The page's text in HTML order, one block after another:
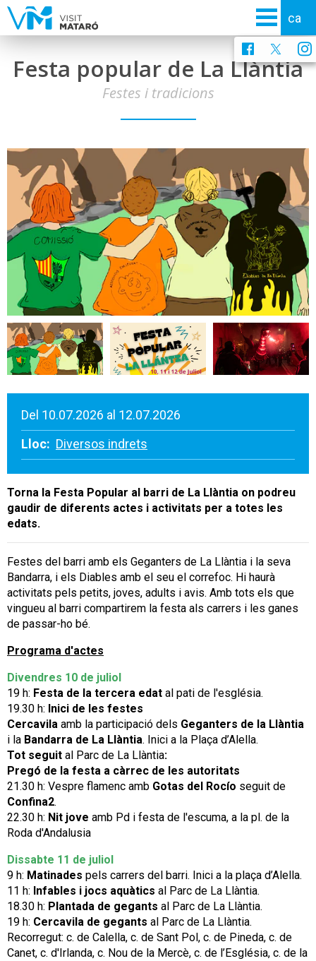
Festa popular de La Llàntia
Festes i tradicions
Del 10.07.2026 al 12.07.2026
Lloc: Diversos indrets
Torna la Festa Popular al barri de La Llàntia on podreu
gaudir de diferents actes i activitats per a totes les
edats.
Festes del barri amb els Geganters de La Llàntia i la seva
Bandarra, i els Diables amb el seu el correfoc. Hi haurà
activitats pels petits, joves, adults i avis. Amb tots els que
vingueu al barri compartirem la festa als carrers i les ganes
de passar-ho bé.
Programa d'actes
Divendres 10 de juliol
19 h: Festa de la tercera edat al pati de l'església.
19.30 h: Inici de les festes
Cercavila amb la participació dels Geganters de la Llàntia
i la Bandarra de La Llàntia. Inici a la Plaça d’Alella.
Tot seguit al Parc de La Llàntia:
Pregó de la festa a càrrec de les autoritats
21.30 h: Vespre flamenc amb Gotas del Rocío seguit de
Confina2.
22.30 h: Nit jove amb Pd i festa de l'escuma, a la pl. de la
Roda d'Andalusia
Dissabte 11 de juliol
9 h: Matinades pels carrers del barri. Inici a la plaça d’Alella.
11 h: Infables i jocs aquàtics al Parc de La Llàntia.
18.30 h: Plantada de gegants al Parc de La Llàntia.
19 h: Cercavila de gegants al Parc de La Llàntia.
Recorregut: c. de Calella, c. de Sant Pol, c. de Pineda, c. de
Canet, c. d'Irlanda, c. Nou de la Mercè, c. de l’Església, c. de la